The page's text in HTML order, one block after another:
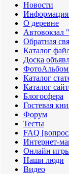
Новости
Информация
О деревне
Обратная
Каталог
Доска
Каталог
Каталог
Блогосфера
Гостевая
Форум
Тесты
FAQ
Интернет-
Онлайн
Наши люди
Видео